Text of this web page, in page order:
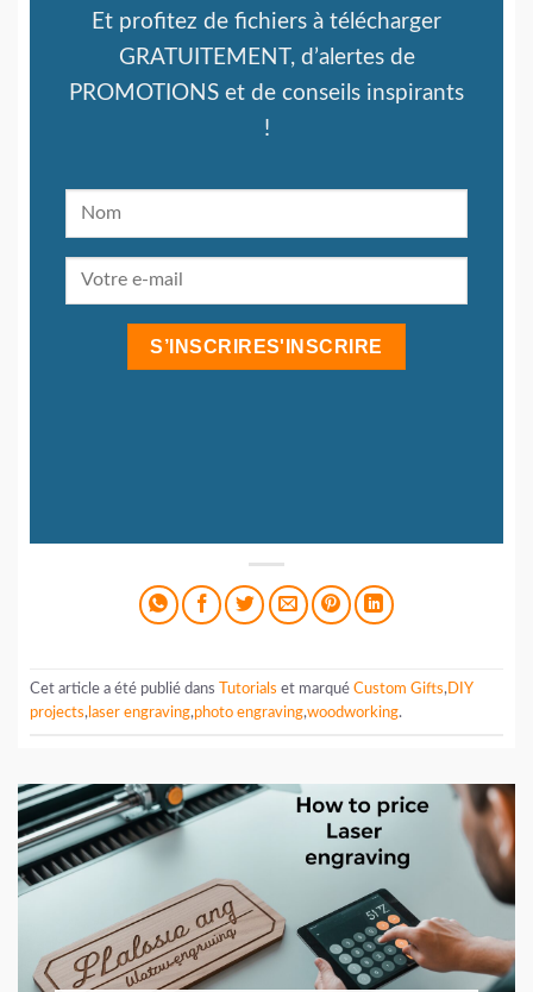
Et profitez de fichiers à télécharger
GRATUITEMENT, d’alertes de
PROMOTIONS et de conseils inspirants
!
S’INSCRIRES'INSCRIRE
Cet article a été publié dans Tutorials et marqué Custom Gifts,DIY
projects, laser engraving,photo engraving,woodworking.